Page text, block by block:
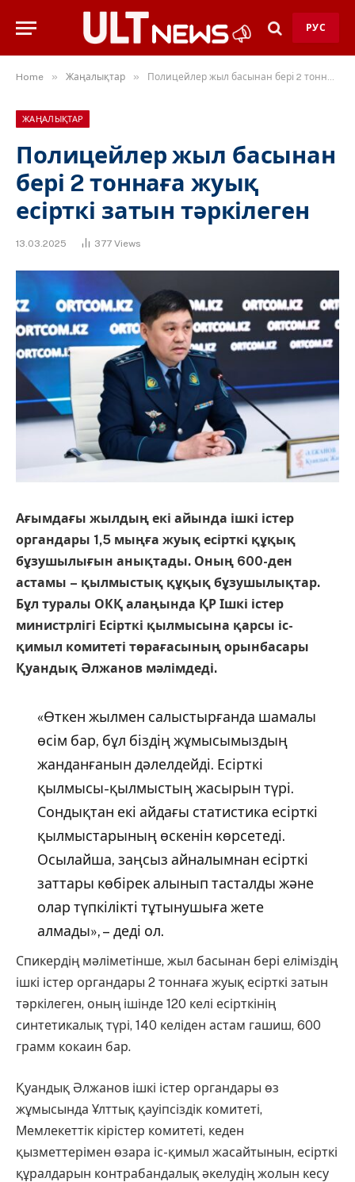
РУС
Home » Жаңалықтар » Полицейлер жыл басынан бері 2 тоннаға жуық есірткі затын тәркілеген
ЖАҢАЛЫҚТАР
Полицейлер жыл басынан
бері 2 тоннаға жуық
есірткі затын тәркілеген
13.03.2025 377 Views
Ағымдағы жылдың екі айында ішкі істер
органдары 1,5 мыңға жуық есірткі құқық
бұзушылығын анықтады. Оның 600-ден
астамы – қылмыстық құқық бұзушылықтар.
Бұл туралы ОКҚ алаңында ҚР Ішкі істер
министрлігі Есірткі қылмысына қарсы іс-
қимыл комитеті төрағасының орынбасары
Қуандық Әлжанов мәлімдеді.
«Өткен жылмен салыстырғанда шамалы
өсім бар, бұл біздің жұмысымыздың
жанданғанын дәлелдейді. Есірткі
қылмысы-қылмыстың жасырын түрі.
Сондықтан екі айдағы статистика есірткі
қылмыстарының өскенін көрсетеді.
Осылайша, заңсыз айналымнан есірткі
заттары көбірек алынып тасталды және
олар түпкілікті тұтынушыға жете
алмады», – деді ол.
Спикердің мәліметінше, жыл басынан бері еліміздің
ішкі істер органдары 2 тоннаға жуық есірткі затын
тәркілеген, оның ішінде 120 келі есірткінің
синтетикалық түрі, 140 келіден астам гашиш, 600
грамм кокаин бар.
Қуандық Әлжанов ішкі істер органдары өз
жұмысында Ұлттық қауіпсіздік комитеті,
Мемлекеттік кірістер комитеті, кеден
қызметтерімен өзара іс-қимыл жасайтынын, есірткі
құралдарын контрабандалық әкелудің жолын кесу